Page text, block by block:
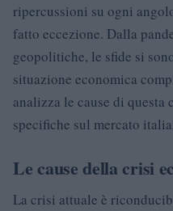
ripercussioni su ogni
fatto eccezione. Dalla
geopolitiche, le sfide si
situazione economica
analizza le cause di questa
specifiche sul mercato
Le cause della crisi
La crisi attuale è